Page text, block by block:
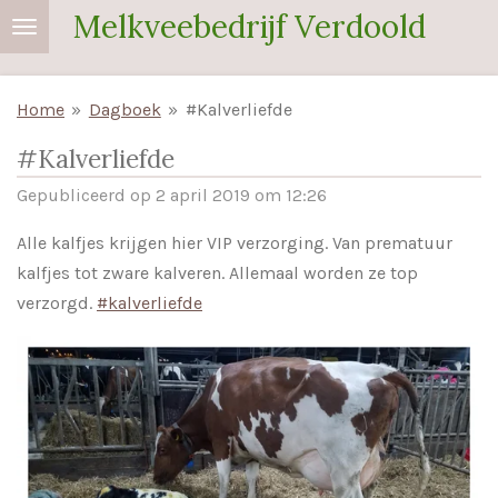
Ga
direct
de
hoofdinhoud
Melkveebedrijf Verdoold
Home » Dagboek » #Kalverliefde
#Kalverliefde
Gepubliceerd op 2 april 2019 om 12:26
Alle kalfjes krijgen hier VIP verzorging. Van prematuur
kalfjes tot zware kalveren. Allemaal worden ze top
verzorgd. #kalverliefde